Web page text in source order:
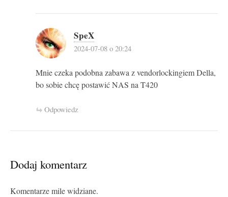
SpeX
2024-07-08 o 20:24
Mnie czeka podobna zabawa z vendorlockingiem Della,
bo sobie chcę postawić NAS na T420
Odpowiedz
Dodaj komentarz
Komentarze mile widziane.